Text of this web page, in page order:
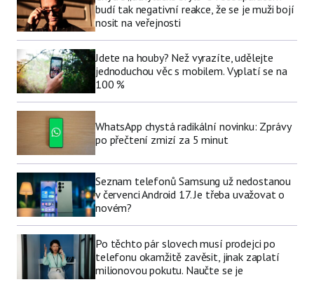
budí tak negativní reakce, že se je muži bojí
nosit na veřejnosti
Jdete na houby? Než vyrazíte, udělejte
jednoduchou věc s mobilem. Vyplatí se na
100 %
WhatsApp chystá radikální novinku: Zprávy
po přečtení zmizí za 5 minut
Seznam telefonů Samsung už nedostanou
v červenci Android 17. Je třeba uvažovat o
novém?
Po těchto pár slovech musí prodejci po
telefonu okamžitě zavěsit, jinak zaplatí
milionovou pokutu. Naučte se je